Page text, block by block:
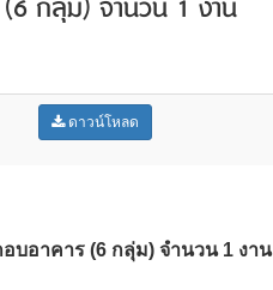
(6 กลุ่ม) จำนวน 1 งาน
ดาวน์โหลด
บอาคาร (6 กลุ่ม) จำนวน 1 งาน